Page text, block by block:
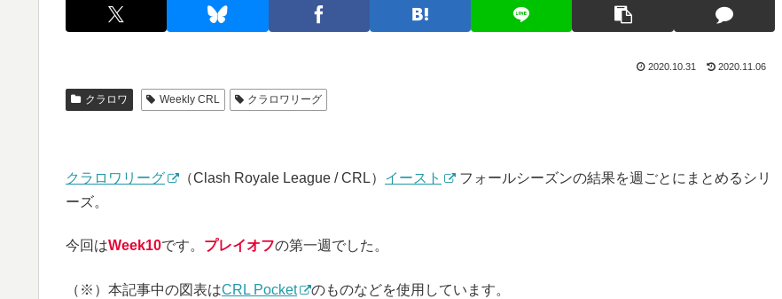
2020.10.31 2020.11.06
クラロワ Weekly CRL クラロワリーグ
クラロワリーグ （Clash Royale League / CRL） イースト
フォールシーズンの結果を週ごとにまとめるシリ
ーズ。
今回はWeek10です。 プレイオフの第一週でした。
（※）本記事中の図表はCRL Pocket のものなどを使用しています。